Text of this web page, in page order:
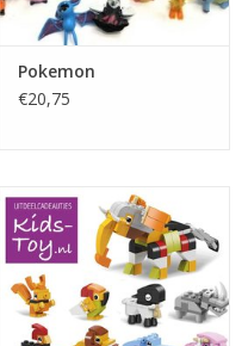
Pokemon
€20,75